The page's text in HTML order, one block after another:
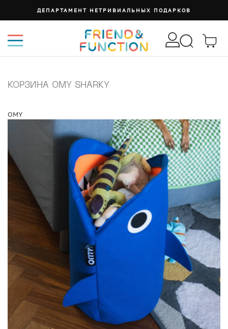
ДЕПАРТАМЕНТ НЕТРИВИАЛЬНЫХ ПОДАРКОВ
КОРЗИНА OMY SHARKY
OMY